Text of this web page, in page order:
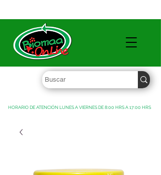
HORARIO DE ATENCIÓN LUNES A VIERNES DE 8:00 HRS A 17:00 HRS